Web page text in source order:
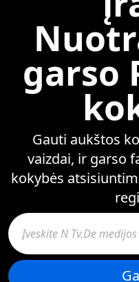
garso
Gauti aukštos
vaizdai, ir garso
kokybės